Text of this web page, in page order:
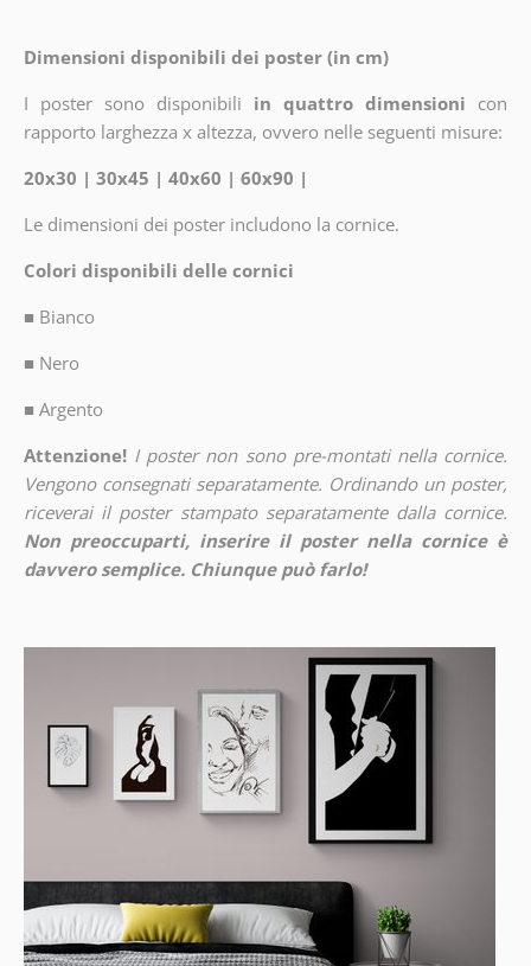
Dimensioni disponibili dei poster (in cm)
I poster sono disponibili in quattro dimensioni con
rapporto larghezza x altezza, ovvero nelle seguenti misure:
20x30 | 30x45 | 40x60 | 60x90 |
Le dimensioni dei poster includono la cornice.
Colori disponibili delle cornici
■ Bianco
■ Nero
■ Argento
Attenzione! I poster non sono pre-montati nella cornice.
Vengono consegnati separatamente. Ordinando un poster,
riceverai il poster stampato separatamente dalla cornice.
Non preoccuparti, inserire il poster nella cornice è
davvero semplice. Chiunque può farlo!